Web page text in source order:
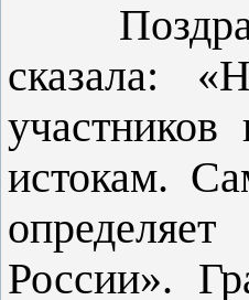
сказала:
истокам.
России».